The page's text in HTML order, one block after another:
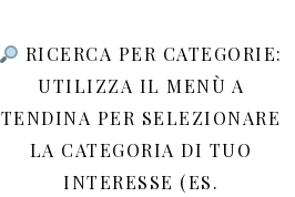
RICERCA PER CATEGORIE:
UTILIZZA IL MENÙ A
TENDINA PER SELEZIONARE
LA CATEGORIA DI TUO
INTERESSE (ES.